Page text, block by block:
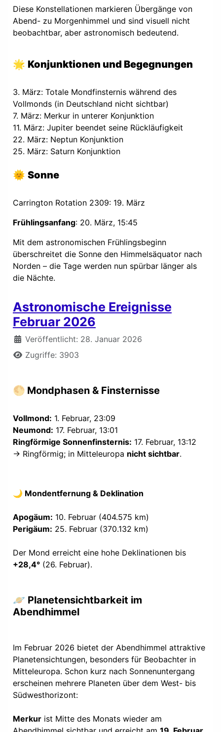
Diese Konstellationen markieren Übergänge von
Abend- zu Morgenhimmel und sind visuell nicht
beobachtbar, aber astronomisch bedeutend.
🌟 Konjunktionen und Begegnungen
3. März: Totale Mondfinsternis während des
Vollmonds (in Deutschland nicht sichtbar)
7. März: Merkur in unterer Konjunktion
11. März: Jupiter beendet seine Rückläufigkeit
22. März: Neptun Konjunktion
25. März: Saturn Konjunktion
🌞 Sonne
Carrington Rotation 2309: 19. März
Frühlingsanfang: 20. März, 15:45
Mit dem astronomischen Frühlingsbeginn
überschreitet die Sonne den Himmelsäquator nach
Norden – die Tage werden nun spürbar länger als
die Nächte.
Astronomische Ereignisse
Februar 2026
Details
Veröffentlicht: 28. Januar 2026
Zugriffe: 3903
🌕 Mondphasen & Finsternisse
Vollmond: 1. Februar, 23:09
Neumond: 17. Februar, 13:01
Ringförmige Sonnenfinsternis: 17. Februar, 13:12
→ Ringförmig; in Mitteleuropa nicht sichtbar.
🌙 Mondentfernung & Deklination
Apogäum: 10. Februar (404.575 km)
Perigäum: 25. Februar (370.132 km)
Der Mond erreicht eine hohe Deklinationen bis
+28,4° (26. Februar).
🪐 Planetensichtbarkeit im
Abendhimmel
Im Februar 2026 bietet der Abendhimmel attraktive
Planetensichtungen, besonders für Beobachter in
Mitteleuropa. Schon kurz nach Sonnenuntergang
erscheinen mehrere Planeten über dem West- bis
Südwesthorizont:
Merkur ist Mitte des Monats wieder am